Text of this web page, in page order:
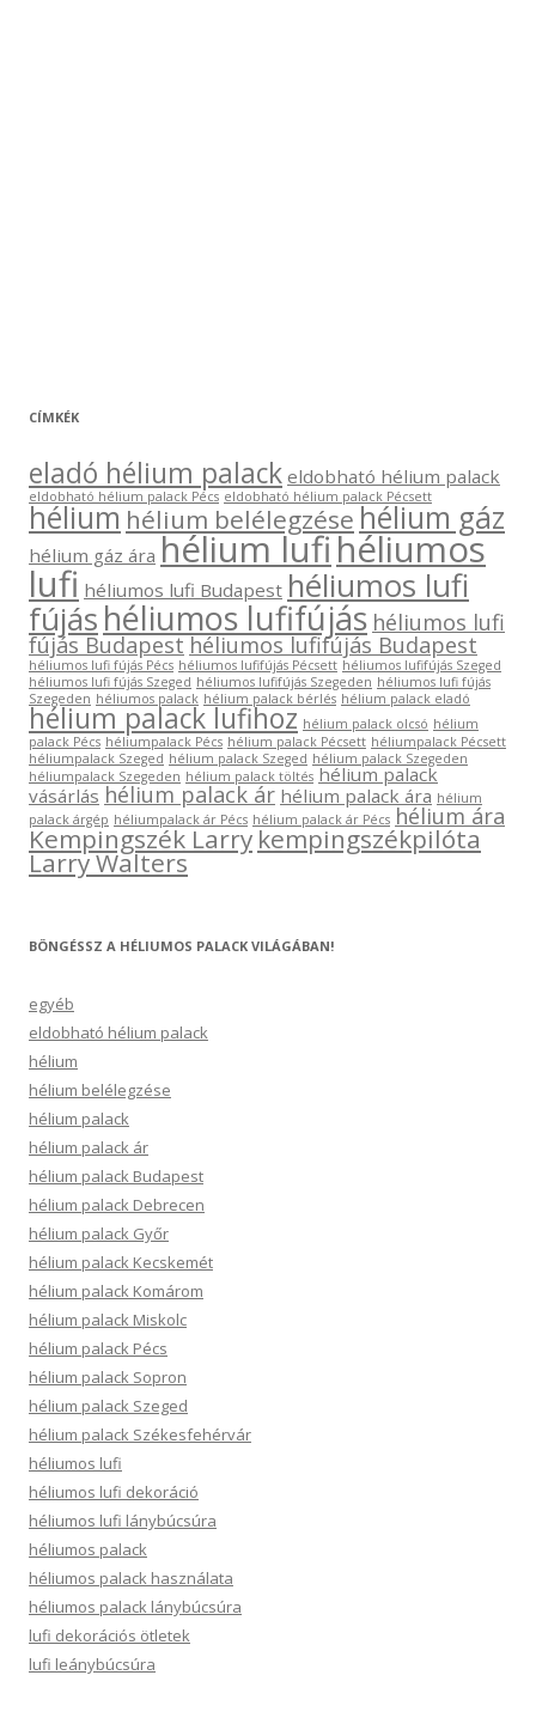
CÍMKÉK
eladó hélium palack eldobható hélium palack
eldobható hélium palack Pécs eldobható hélium palack Pécsett
hélium hélium belélegzésehélium gáz
hélium gáz ára hélium lufihéliumos
lufi héliumos lufi Budapest héliumos lufi
fújáshéliumos lufifújás héliumos lufi
fújás Budapesthéliumos lufifújás Budapest
héliumos lufi fújás Pécs héliumos lufifújás Pécsett héliumos lufifújás Szeged
héliumos lufi fújás Szeged héliumos lufifújás Szegeden héliumos lufi fújás
Szegeden héliumos palack hélium palack bérlés hélium palack eladó
hélium palack lufihoz hélium palack olcsó hélium
palack Pécs héliumpalack Pécs hélium palack Pécsett héliumpalack Pécsett
héliumpalack Szeged hélium palack Szeged hélium palack Szegeden
héliumpalack Szegeden hélium palack töltés hélium palack
vásárlás hélium palack ár hélium palack ára hélium
palack árgép héliumpalack ár Pécs hélium palack ár Pécs hélium ára
Kempingszék Larrykempingszékpilóta
Larry Walters
BÖNGÉSSZ A HÉLIUMOS PALACK VILÁGÁBAN!
egyéb
eldobható hélium palack
hélium
hélium belélegzése
hélium palack
hélium palack ár
hélium palack Budapest
hélium palack Debrecen
hélium palack Győr
hélium palack Kecskemét
hélium palack Komárom
hélium palack Miskolc
hélium palack Pécs
hélium palack Sopron
hélium palack Szeged
hélium palack Székesfehérvár
héliumos lufi
héliumos lufi dekoráció
héliumos lufi lánybúcsúra
héliumos palack
héliumos palack használata
héliumos palack lánybúcsúra
lufi dekorációs ötletek
lufi leánybúcsúra